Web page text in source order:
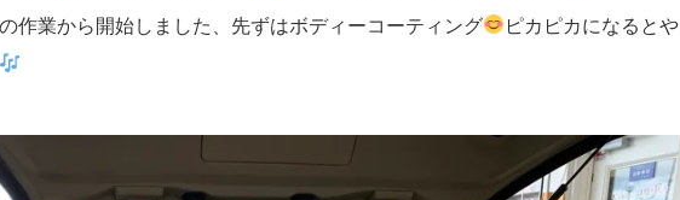
作業から開始しました、先ずはボディーコーティング
ピカピカになるとや